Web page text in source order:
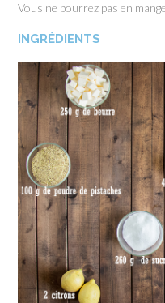
Vous ne pourrez pas en
INGRÉDIENTS